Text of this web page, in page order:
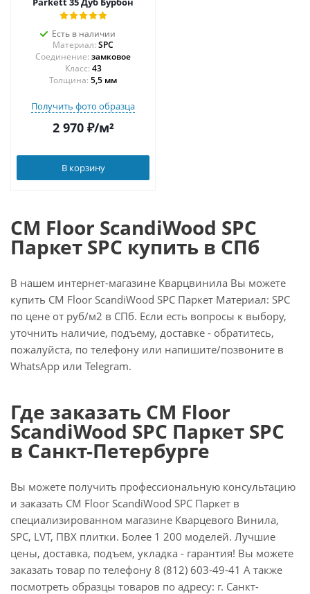
Есть в наличии
Материал: SPC
Соединение: замковое
43
Толщина: 5,5 мм
Получить фото образца
2 970₽/м²
В корзину
CM Floor ScandiWood SPC
Паркет SPC купить в СПб
В нашем интернет-магазине Кварцвинила Вы можете
купить CM Floor ScandiWood SPC Паркет Материал: SPC
по цене от руб/м2 в СПб. Если есть вопросы к выбору,
уточнить наличие, подъему, доставке - обратитесь,
пожалуйста, по телефону или напишите/позвоните в
WhatsApp или Telegram.
Где заказать CM Floor
ScandiWood SPC Паркет SPC
в Санкт-Петербурге
Вы можете получить профессиональную консультацию
и заказать CM Floor ScandiWood SPC Паркет в
специализированном магазине Кварцевого Винила,
SPC, LVT, ПВХ плитки. Более 1 200 моделей. Лучшие
цены, доставка, подъем, укладка - гарантия! Вы можете
заказать товар по телефону 8 (812) 603-49-41 А также
посмотреть образцы товаров по адресу: г. Санкт-